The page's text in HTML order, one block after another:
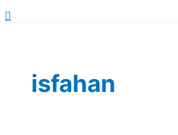
Search
isfahan